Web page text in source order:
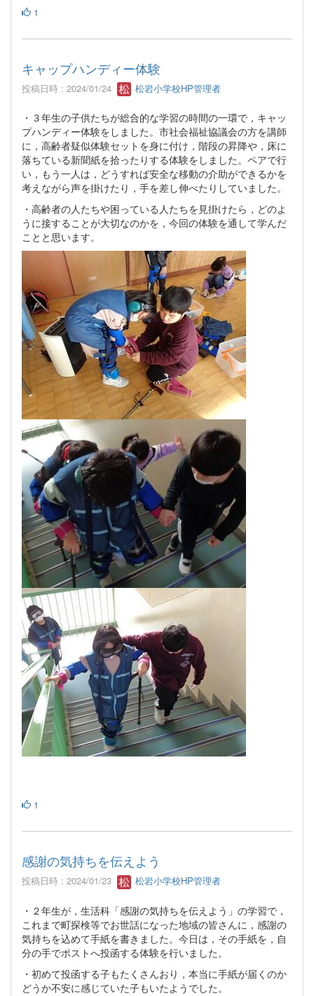
1
キャップハンディー体験
投稿日時 : 2024/01/24 松岩小学校HP管理者
・３年生の子供たちが総合的な学習の時間の一環で，キャッ
プハンディー体験をしました。市社会福祉協議会の方を講師
に，高齢者疑似体験セットを身に付け，階段の昇降や，床に
落ちている新聞紙を拾ったりする体験をしました。ペアで行
い，もう一人は，どうすれば安全な移動の介助ができるかを
考えながら声を掛けたり，手を差し伸べたりしていました。
・高齢者の人たちや困っている人たちを見掛けたら，どのよ
うに接することが大切なのかを，今回の体験を通して学んだ
ことと思います。
1
感謝の気持ちを伝えよう
投稿日時 : 2024/01/23 松岩小学校HP管理者
・２年生が，生活科「感謝の気持ちを伝えよう」の学習で，
これまで町探検等でお世話になった地域の皆さんに，感謝の
気持ちを込めて手紙を書きました。今日は，その手紙を，自
分の手でポストへ投函する体験を行いました。
・初めて投函する子もたくさんおり，本当に手紙が届くのか
どうか不安に感じていた子もいたようでした。